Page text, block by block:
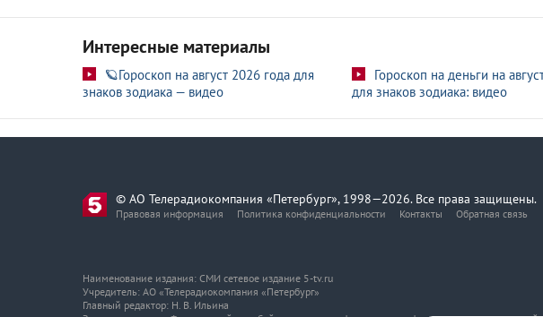
Интересные материалы
🪐Гороскоп на август 2026 года для
знаков зодиака — видео
Гороскоп на деньги на
для знаков зодиака: видео
© АО Телерадиокомпания «Петербург», 1998—2026. Все права защищены.
Правовая информация Политика конфиденциальности Контакты Обратная связь
Наименование издания: СМИ сетевое издание 5-tv.ru
Учредитель: АО «Телерадиокомпания «Петербург»
Главный редактор: Н. В. Ильина